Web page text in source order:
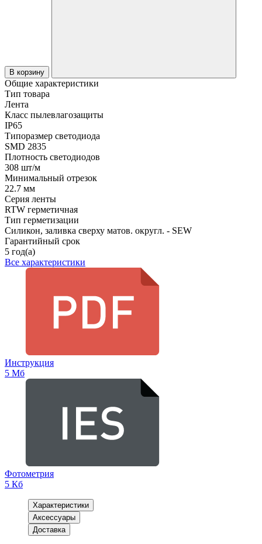
В корзину
Общие характеристики
Тип товара
Лента
Класс пылевлагозащиты
IP65
Типоразмер светодиода
SMD 2835
Плотность светодиодов
308 шт/м
Минимальный отрезок
22.7 мм
Серия ленты
RTW герметичная
Тип герметизации
Силикон, заливка сверху матов. округл. - SEW
Гарантийный срок
5 год(а)
Все характеристики
Инструкция
5 Мб
Фотометрия
5 Кб
Характеристики
Аксессуары
Доставка